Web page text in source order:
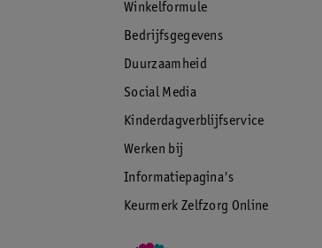
Winkelformule
Bedrijfsgegevens
Duurzaamheid
Social Media
Kinderdagverblijfservice
Werken bij
Informatiepagina's
Keurmerk Zelfzorg Online